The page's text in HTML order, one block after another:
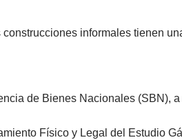
informales tienen
de Bienes Nacionales (SBN),
Físico y Legal del Estudio